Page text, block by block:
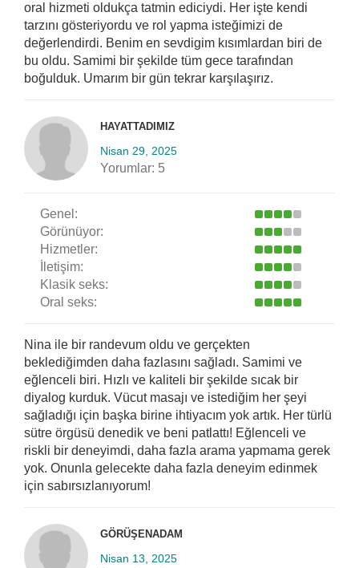
oral hizmeti oldukça tatmin ediciydi. Her işte kendi
tarzını gösteriyordu ve rol yapma isteğimizi de
değerlendirdi. Benim en sevdigim kısımlardan biri de
bu oldu. Samimi bir şekilde tüm gece tarafından
boğulduk. Umarım bir gün tekrar karşılaşırız.
HAYATTADIMIZ
Nisan 29, 2025
Yorumlar: 5
Genel:
Görünüyor:
Hizmetler:
İletişim:
Klasik seks:
Oral seks:
Nina ile bir randevum oldu ve gerçekten
beklediğimden daha fazlasını sağladı. Samimi ve
eğlenceli biri. Hızlı ve kaliteli bir şekilde sıcak bir
diyalog kurduk. Vücut masajı ve istediğim her şeyi
sağladığı için başka birine ihtiyacım yok artık. Her türlü
sütre örgüsü denedik ve beni patlattı! Eğlenceli ve
riskli bir deneyimdi, daha fazla arama yapmama gerek
yok. Onunla gelecekte daha fazla deneyim edinmek
için sabırsızlanıyorum!
GÖRÜŞENADAM
Nisan 13, 2025